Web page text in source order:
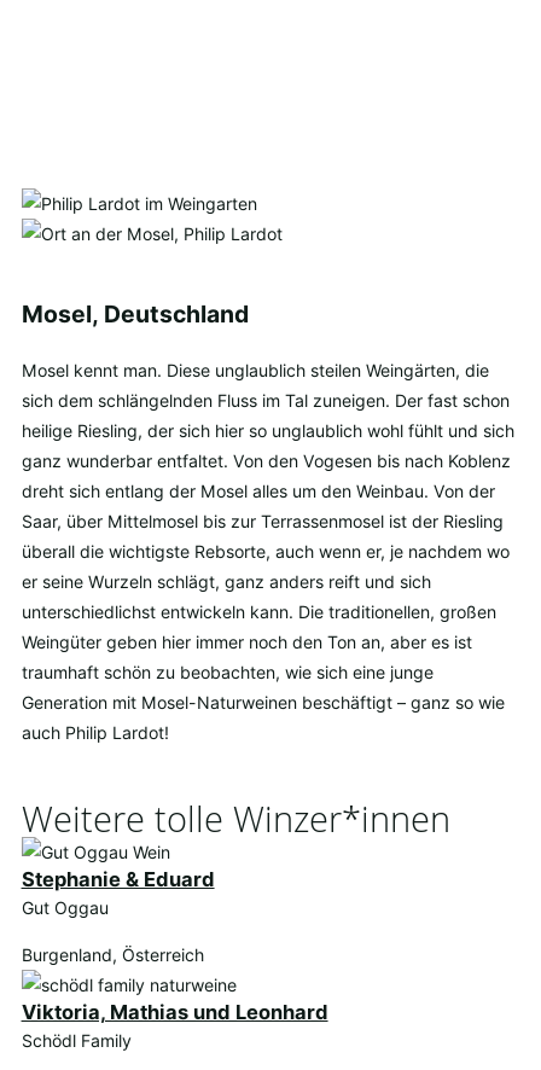
Mosel, Deutschland
Mosel kennt man. Diese unglaublich steilen Weingärten, die
sich dem schlängelnden Fluss im Tal zuneigen. Der fast schon
heilige Riesling, der sich hier so unglaublich wohl fühlt und sich
ganz wunderbar entfaltet. Von den Vogesen bis nach Koblenz
dreht sich entlang der Mosel alles um den Weinbau. Von der
Saar, über Mittelmosel bis zur Terrassenmosel ist der Riesling
überall die wichtigste Rebsorte, auch wenn er, je nachdem wo
er seine Wurzeln schlägt, ganz anders reift und sich
unterschiedlichst entwickeln kann. Die traditionellen, großen
Weingüter geben hier immer noch den Ton an, aber es ist
traumhaft schön zu beobachten, wie sich eine junge
Generation mit Mosel-Naturweinen beschäftigt – ganz so wie
auch Philip Lardot!
Weitere tolle Winzer*innen
Stephanie & Eduard
Gut Oggau
Burgenland, Österreich
Viktoria, Mathias und Leonhard
Schödl Family